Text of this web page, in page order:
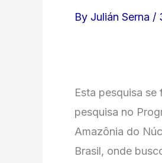
By Julián Serna /
Esta pesquisa
pesquisa no
Amazônia do
Brasil, onde